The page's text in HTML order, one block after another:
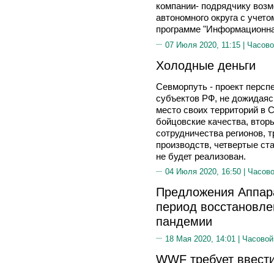
компании- подрядчику
автономного округа с
программе
07 Июля 2020, 11:15 |
Холодные деньги
Севморпуть - проект
субъектов РФ, не
место своих территорий
бойцовские качества,
сотрудничества регионов,
производств, четвертые
не будет реализован.
04 Июля 2020, 16:50 |
Предложения
период
пандемии
18 Мая 2020, 14:01 |
WWF требует